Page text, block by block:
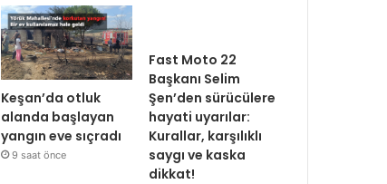
Keşan’da otluk
alanda başlayan
yangın eve sıçradı
9 saat önce
Fast Moto 22
Başkanı Selim
Şen’den sürücülere
hayati uyarılar:
Kurallar, karşılıklı
saygı ve kaska
dikkat!